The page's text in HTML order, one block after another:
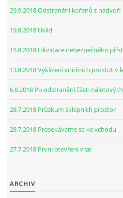
29.9.2018 Odstranění kořenů z nádvoří
19.8.2018 Úklid
15.8.2018 Likvidace nebezpečného
13.8.2018 Vyklízení vnitřních prostot v
6.8.2018 Po odstranění části
28.7.2018 Průzkum sklepních prostor
28.7.2018 Prosekáváme se ke vchodu
27.7.2018 První otevření vrat
ARCHIV